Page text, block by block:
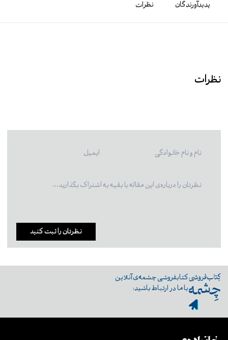
پدیدآورندگان نظرات
نظرات
نظرتان را ثبت کنید
کتابفروشی چشمه‌ی آنلاین
با ما در ارتباط باشید: